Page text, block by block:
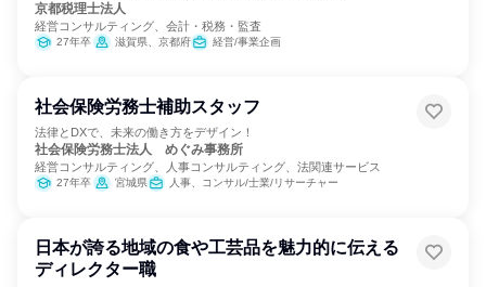
京都税理士法人
経営コンサルティング、会計・税務・監査
27年卒 滋賀県、京都府 経営/事業企画
社会保険労務士補助スタッフ
法律とDXで、未来の働き方をデザイン！
社会保険労務士法人 めぐみ事務所
経営コンサルティング、人事コンサルティング、法関連サービス
27年卒 宮城県 人事、コンサル/士業/リサーチャー
日本が誇る地域の食や工芸品を魅力的に伝える
ディレクター職